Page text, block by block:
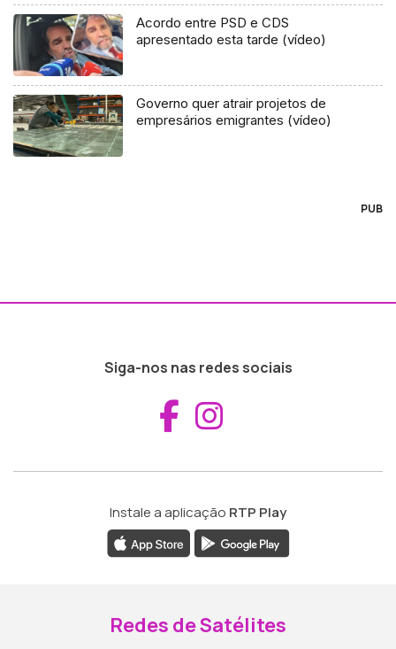
Acordo entre PSD e CDS
apresentado esta tarde (vídeo)
Governo quer atrair projetos de
empresários emigrantes (vídeo)
PUB
Siga-nos nas redes sociais
Aceder ao
Instale a aplicação RTP Play
Redes de Satélites